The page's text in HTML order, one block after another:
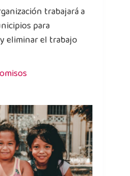
trabajará a
para
eliminar el trabajo